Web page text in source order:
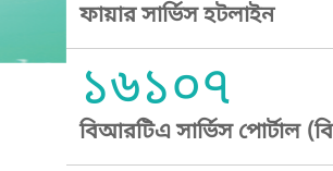
ফায়ার সার্ভিস হটলাইন
১৬১০৭
বিআরটিএ সার্ভিস পোর্টাল